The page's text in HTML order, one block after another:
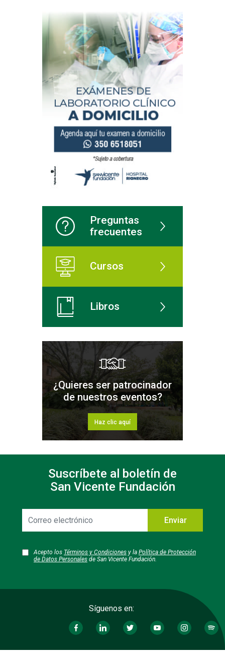
Preguntas
frecuentes
Cursos
Libros
¿Quieres ser patrocinador
de nuestros eventos?
Haz clic aquí
Suscríbete al boletín de
San Vicente Fundación
electrónico
Acepto los Términos y Condiciones y la Política de Protección
de Datos Personales de San Vicente Fundación.
Enviar
Síguenos en: